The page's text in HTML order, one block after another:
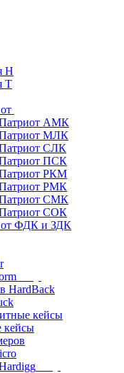
Н
Т
АМК
МЛК
CЛК
ПСК
РКМ
РМК
СМК
СОК
ФДК и ЗДК
HardBack
кейсы
кейсы